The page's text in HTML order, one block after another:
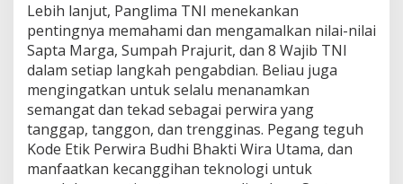
Lebih lanjut, Panglima TNI menekankan
pentingnya memahami dan mengamalkan nilai-nilai
Sapta Marga, Sumpah Prajurit, dan 8 Wajib TNI
dalam setiap langkah pengabdian. Beliau juga
mengingatkan untuk selalu menanamkan
semangat dan tekad sebagai perwira yang
tanggap, tanggon, dan trengginas. Pegang teguh
Kode Etik Perwira Budhi Bhakti Wira Utama, dan
manfaatkan kecanggihan teknologi untuk